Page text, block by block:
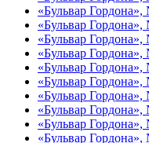
«Бульвар
«Бульвар
«Бульвар
«Бульвар
«Бульвар
«Бульвар
«Бульвар
«Бульвар
«Бульвар
«Бульвар